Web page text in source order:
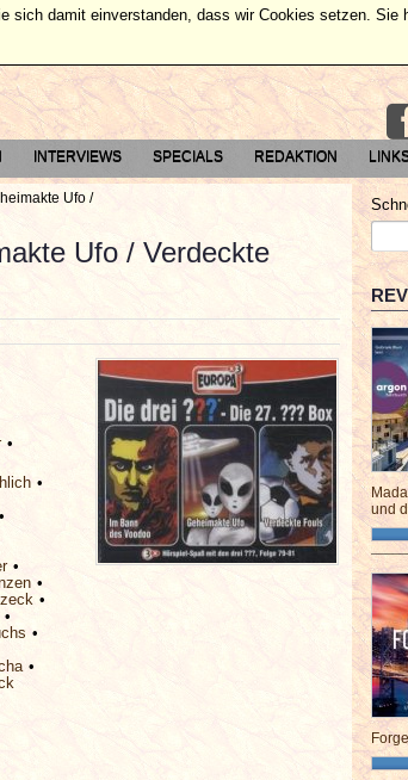
INTERVIEWS SPECIALS REDAKTION
Ufo /
Ufo / Verdeckte
und
sich damit einverstanden, dass wir Cookies setzen. Sie